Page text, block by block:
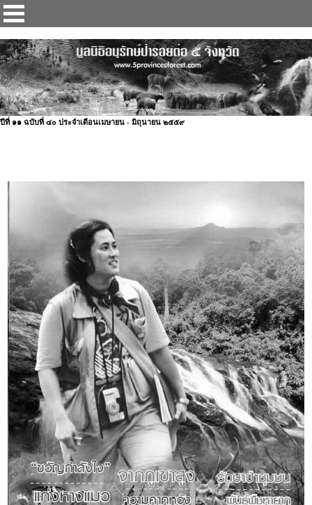
ปีที่ ๑๑ ฉบับที่ ๔๐ ประจำเดือนเมษายน - มิถุนายน ๒๕๕๙